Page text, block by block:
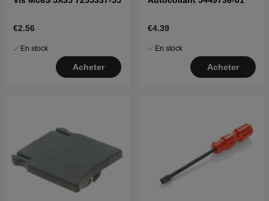
€2.56
En stock
Acheter
€4.39
En stock
Acheter